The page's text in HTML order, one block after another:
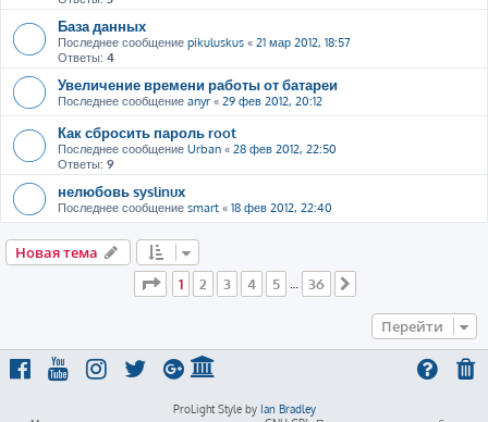
База данных
Последнее сообщение pikuluskus « 21 мар 2012, 18:57
Ответы: 4
Увеличение времени работы от батареи
Последнее сообщение anyr « 29 фев 2012, 20:12
Как сбросить пароль root
Последнее сообщение Urban « 28 фев 2012, 22:50
Ответы: 9
нелюбовь syslinux
Последнее сообщение smart « 18 фев 2012, 22:40
Новая тема
Страница
из 36
1 2 3 4 5 … 36
Перейти
ProLight Style by Ian Bradley